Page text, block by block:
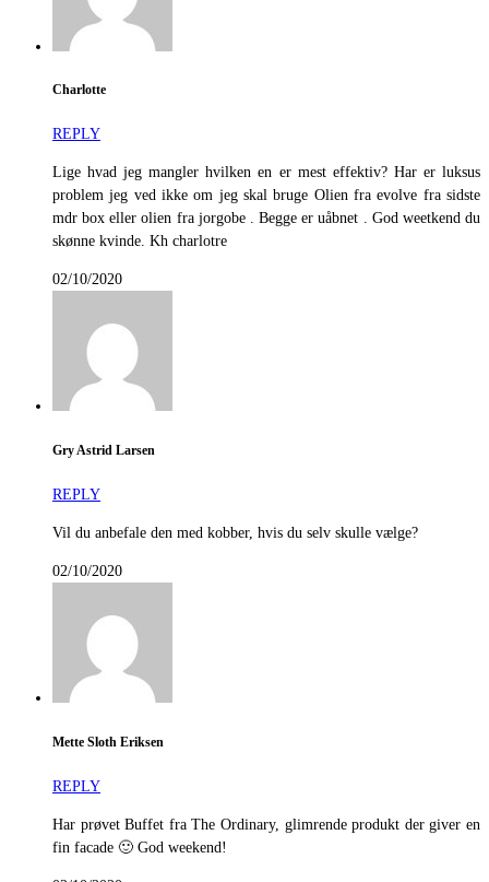
Charlotte
REPLY
Lige hvad jeg mangler hvilken en er mest effektiv? Har er luksus
problem jeg ved ikke om jeg skal bruge Olien fra evolve fra sidste
mdr box eller olien fra jorgobe . Begge er uåbnet . God weetkend du
skønne kvinde. Kh charlotre
02/10/2020
Gry Astrid Larsen
REPLY
Vil du anbefale den med kobber, hvis du selv skulle vælge?
02/10/2020
Mette Sloth Eriksen
REPLY
Har prøvet Buffet fra The Ordinary, glimrende produkt der giver en
fin facade 🙂 God weekend!